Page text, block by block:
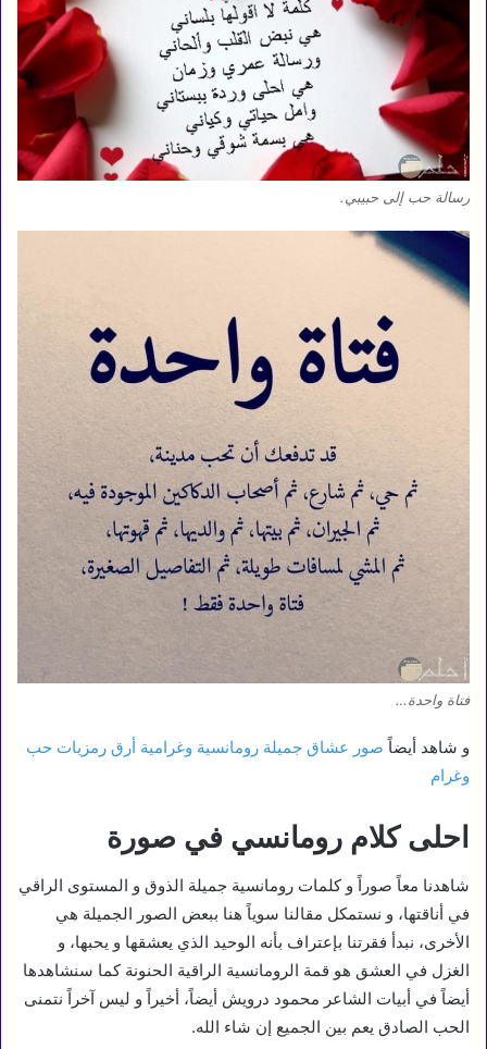
رسالة حب إلى حبيبي.
فتاة واحدة…
و شاهد أيضاً صور عشاق جميلة رومانسية وغرامية أرق رمزيات حب
وغرام
احلى كلام رومانسي في صورة
شاهدنا معاً صوراً و كلمات رومانسية جميلة الذوق و المستوى الراقي
في أناقتها، و نستمكل مقالنا سوياً هنا ببعض الصور الجميلة هي
الأخرى، نبدأ فقرتنا بإعتراف بأنه الوحيد الذي يعشقها و يحبها، و
الغزل في العشق هو قمة الرومانسية الراقية الحنونة كما سنشاهدها
أيضاً في أبيات الشاعر محمود درويش أيضاً، أخيراً و ليس آخراً نتمنى
الحب الصادق يعم بين الجميع إن شاء الله.